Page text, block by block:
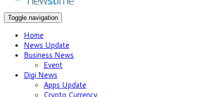
Toggle navigation
Home
News Update
Business News
Event
Digi News
Apps Update
Crypto Currency